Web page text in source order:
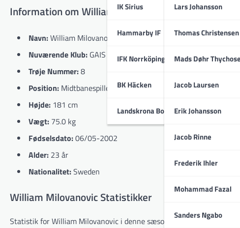
IK Sirius
Hammarby IF
IFK Norrköping
BK Häcken
Landskrona BoIS
Lars Johansson
Thomas Christensen
Mads Døhr
Jacob Laursen
Erik Johansson
Jacob Rinne
Frederik Ihler
Mohammad Fazal
Sanders Ngabo
Information om William Milovanovic
Navn:William Milovanovic
Nuværende Klub: GAIS
Trøje Nummer:8
Position: Midtbanespiller
Højde: 181 cm
Vægt: 75.0 kg
Fødselsdato:06/05-2002
Alder: 23 år
Nationalitet:Sweden
William Milovanovic Statistikker
Statistik for William Milovanovic i denne sæson, på tværs af alle